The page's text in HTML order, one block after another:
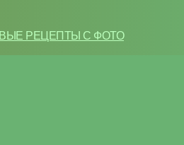
РЕЦЕПТЫ С ФОТО